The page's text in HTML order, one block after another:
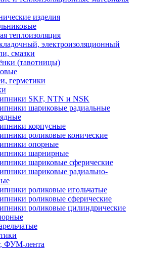
изделия
теплоизоляция
электроизоляционный
смазки
(тавотницы)
герметики
SKF, NTN и NSK
шариковые радиальные
корпусные
роликовые конические
опорные
шарнирные
шариковые сферические
шариковые радиально-
роликовые игольчатые
роликовые сферические
роликовые цилиндрические
ФУМ-лента